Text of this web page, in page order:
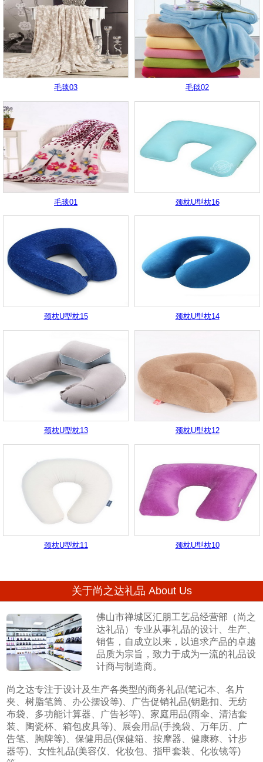
毛毯03 毛毯02
毛毯01 颈枕U型枕16
颈枕U型枕15 颈枕U型枕14
颈枕U型枕13 颈枕U型枕12
颈枕U型枕11 颈枕U型枕10
关于尚之达礼品 About Us
佛山市禅城区汇朋工艺品经营部（尚之
达礼品）专业从事礼品的设计、生产、
销售，自成立以来，以追求产品的卓越
品质为宗旨，致力于成为一流的礼品设
计商与制造商。
尚之达专注于设计及生产各类型的商务礼品(笔记本、名片
夹、树脂笔筒、办公摆设等)、广告促销礼品(钥匙扣、无纺
布袋、多功能计算器、广告衫等)、家庭用品(雨伞、清洁套
装、陶瓷杯、箱包皮具等)、展会用品(手挽袋、万年历、广
告笔、胸牌等)、保健用品(保健箱、按摩器、健康称、计步
器等)、女性礼品(美容仪、化妆包、指甲套装、化妆镜等)